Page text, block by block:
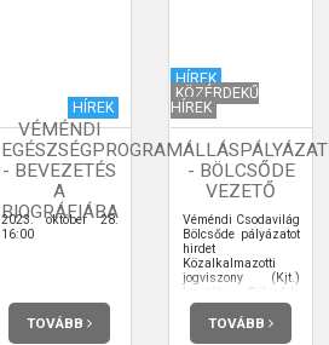
HÍREK
VÉMÉNDI
EGÉSZSÉGPROGRAM
- BEVEZETÉS
A
BIOGRÁFIÁBA
2023. október 28.
16:00
TOVÁBB
HÍREK
KÖZÉRDEKŰ
HÍREK
ÁLLÁSPÁLYÁZAT
- BÖLCSŐDE
VEZETŐ
Véméndi Csodavilág
Bölcsőde pályázatot
hirdet
Közalkalmazotti
jogviszony (Kjt.)
keretében Bölcsőde
vezető
Munkakör/feladatkör
betöltésére.
TOVÁBB